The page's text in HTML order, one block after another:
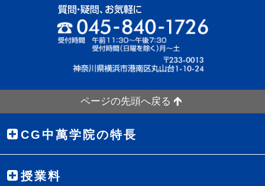
などなど、たくさんの喜びの声、塾への感想のコメントを頂きま
☆公立中高一貫校対策コースからも合格の声☆
横浜市立南高校附属中学 合格
やることがたくさんありすぎて、焦ってしまうことがありま
ページの先頭へ戻る
CG中萬学院の特長
授業料